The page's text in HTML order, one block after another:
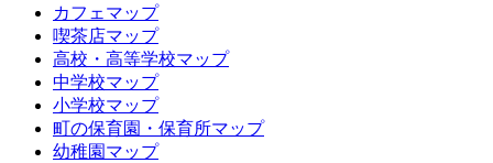
カフェマップ
喫茶店マップ
高校・高等学校マップ
中学校マップ
小学校マップ
町の保育園・保育所マップ
幼稚園マップ